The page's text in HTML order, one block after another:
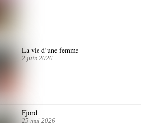
La vie d’une femme
2 juin 2026
Fjord
25 mai 2026